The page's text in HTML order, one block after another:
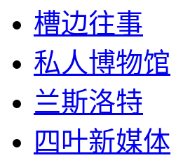
槽边往事
私人博物馆
兰斯洛特
四叶新媒体